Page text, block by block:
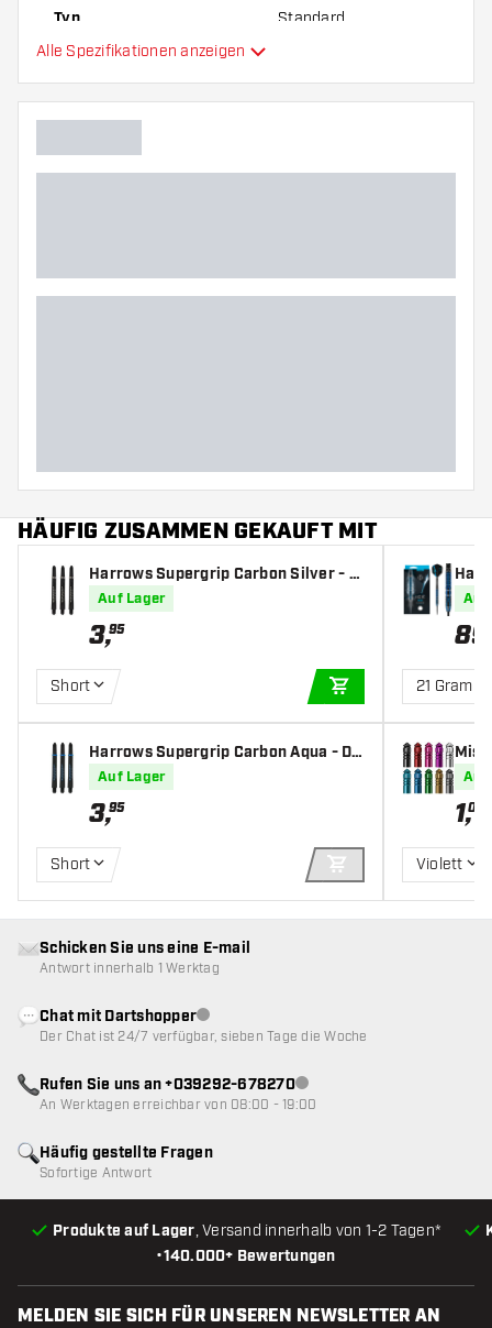
Typ Standard
Hauptfarbe
Alle Spezifikationen anzeigen
HÄUFIG ZUSAMMEN GEKAUFT MIT
Harrows Supergrip Carbon Silver - D
art Shafts
Auf Lager
3,95
Short
IN DEN
Harrows Supergrip Carbon Aqua - Da
rt Shafts
Auf Lager
3,95
Short
IN DEN
Auf
89
21 Gramm
Auf
1,00
Violett
•140.000+ Bewertungen
Produkte auf Lager, Versand innerhalb von 1-2 Tagen*
Häufig gestellte Fragen
Sofortige Antwort
Schicken Sie uns eine E-mail
Antwort innerhalb 1 Werktag
Chat mit DartshopperKundenservice nicht verfügbar
Der Chat ist 24/7 verfügbar, sieben Tage die Woche
Rufen Sie uns an +039292-678270Kundenservice nicht
An Werktagen erreichbar von 08:00 - 19:00
MELDEN SIE SICH FÜR UNSEREN NEWSLETTER AN